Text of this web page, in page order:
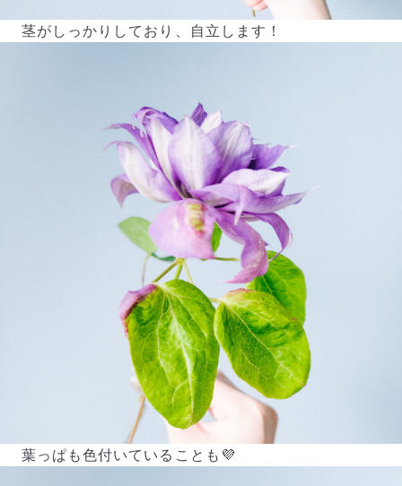
茎がしっかりしており、自立します！
葉っぱも色付いていることも💜